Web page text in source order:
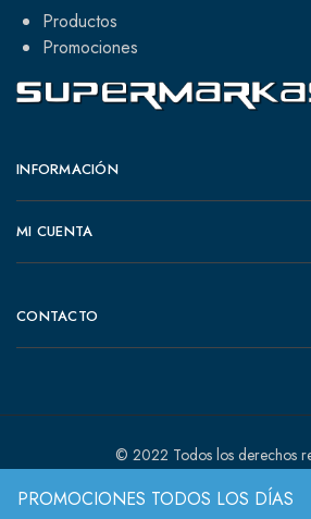
PROMOCIONES TODOS LOS DÍAS
Productos
Promociones
INFORMACIÓN
MI CUENTA
CONTACTO
© 2022 Todos los derechos